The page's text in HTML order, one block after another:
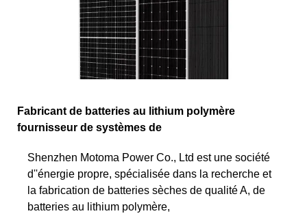
Fabricant de batteries au lithium polymère
fournisseur de systèmes de
Shenzhen Motoma Power Co., Ltd est une société
d''énergie propre, spécialisée dans la recherche et
la fabrication de batteries sèches de qualité A, de
batteries au lithium polymère,